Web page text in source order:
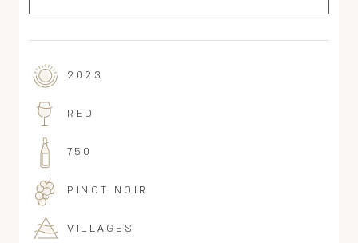
2023
RED
750
PINOT NOIR
VILLAGES